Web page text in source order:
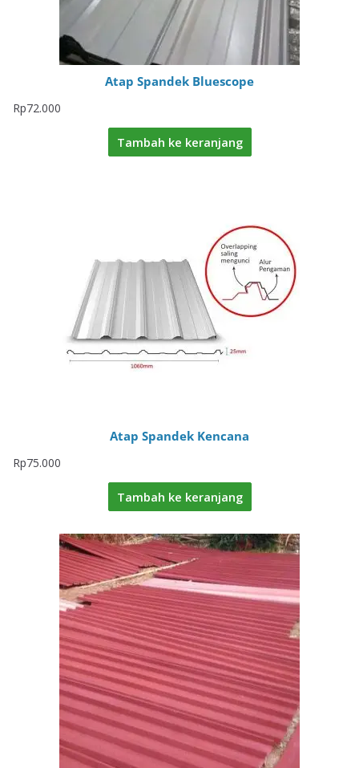
Atap Spandek Bluescope
Rp72.000
Tambah ke keranjang
Atap Spandek Kencana
Rp75.000
Tambah ke keranjang